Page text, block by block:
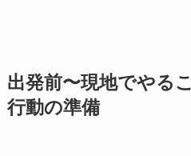
出発前〜現地でやる
行動の準備